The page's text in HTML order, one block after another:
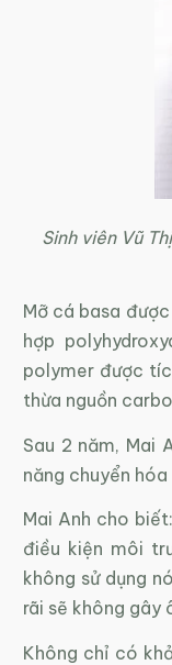
Sinh viên Vũ
Mỡ cá basa
hợp
polymer được
thừa nguồn
Sau 2 năm, Mai
năng chuyển
Mai Anh cho
điều kiện môi
không sử dụng
rãi sẽ không gây
Không chỉ có